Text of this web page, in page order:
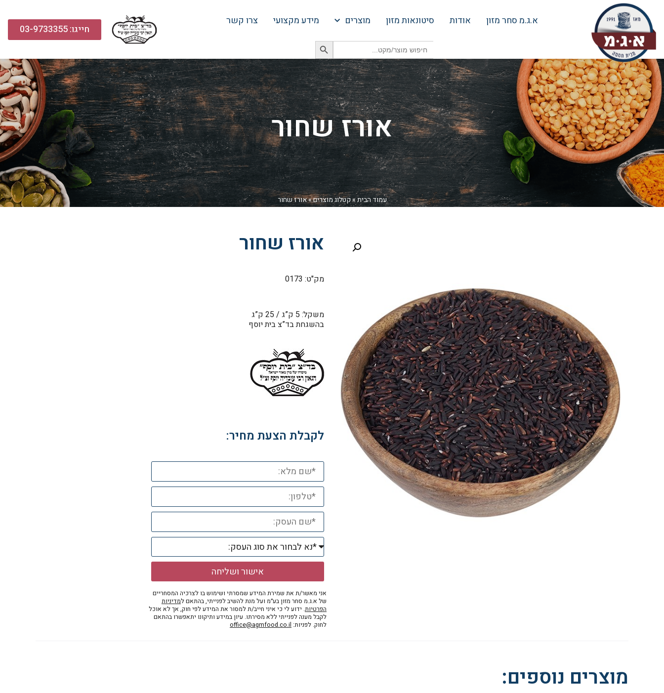
א.ג.מ סחר מזון אודות סיטונאות מזון מוצרים מידע מקצועי צרו קשר
Search
for:
Search Button
חייגו: 03-9733355
אורז שחור
עמוד הבית»קטלוג מוצרים»אורז שחור
אורז שחור
מק"ט: 0173
משקל: 5 ק”ג / 25 ק”ג
בהשגחת בד”צ בית יוסף
לקבלת הצעת מחיר:
אישור ושליחה
אני מאשר/ת את שמירת המידע שמסרתי ושימוש בו לצרכיה המסחריים
של א.ג.מ סחר מזון בע״מ ועל מנת להשיב לפנייתי, בהתאם למדיניות
הפרטיות. ידוע לי כי איני חייב/ת למסור את המידע לפי חוק, אך לא אוכל
לקבל מענה לפנייתי ללא מסירתו. עיון במידע ותיקונו יתאפשרו בהתאם
לחוק. לפניות: office@agmfood.co.il
מוצרים נוספים: